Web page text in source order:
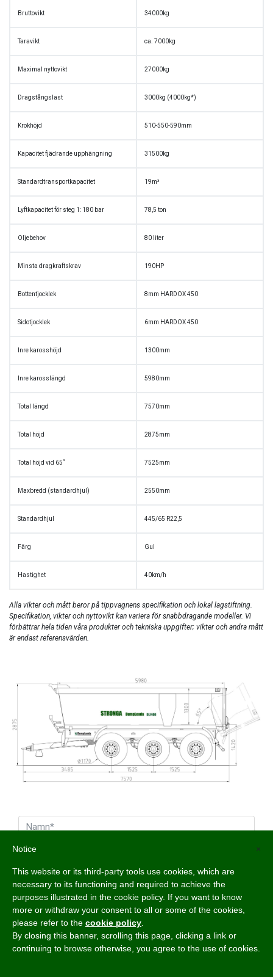
Bruttovikt 34000kg
Taravikt ca. 7000kg
Maximal nyttovikt 27000kg
Dragstångslast 3000kg (4000kg*)
Krokhöjd 510-550-590mm
Kapacitet fjädrande upphängning 31500kg
Standardtransportkapacitet 19m³
Lyftkapacitet för steg 1: 180 bar 78,5 ton
Oljebehov 80 liter
Minsta dragkraftskrav 190HP
Bottentjocklek 8mm HARDOX 450
Sidotjocklek 6mm HARDOX 450
Inre karosshöjd 1300mm
Inre karosslängd 5980mm
Total längd 7570mm
Total höjd 2875mm
Total höjd vid 65˚ 7525mm
Maxbredd (standardhjul) 2550mm
Standardhjul 445/65 R22,5
Färg Gul
Hastighet 40km/h
Alla vikter och mått beror på tippvagnens specifikation och lokal lagstiftning.
Specifikation, vikter och nyttovikt kan variera för snabbdragande modeller. Vi
förbättrar hela tiden våra produkter och tekniska uppgifter; vikter och andra mått
är endast referensvärden.
×
Notice
This website or its third-party tools use cookies, which are
necessary to its functioning and required to achieve the
purposes illustrated in the cookie policy. If you want to know
more or withdraw your consent to all or some of the cookies,
please refer to the cookie policy
By closing this banner, scrolling this page, clicking a link or
continuing to browse otherwise, you agree to the use of cookies.